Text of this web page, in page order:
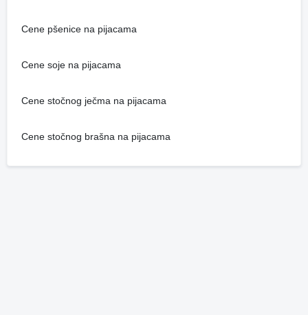
Cene pšenice na pijacama
Cene soje na pijacama
Cene stočnog ječma na pijacama
Cene stočnog brašna na pijacama